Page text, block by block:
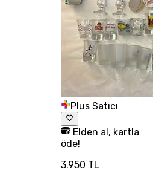
Plus Satıcı
Elden al, kartla
öde!
3.950 TL